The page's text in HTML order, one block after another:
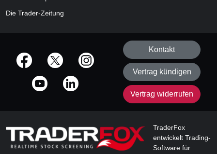
Die Trader-Zeitung
offizielle Social Media-Accounts
Kontakt
Vertrag kündigen
Vertrag widerrufen
TraderFox
entwickelt Trading-
Software für